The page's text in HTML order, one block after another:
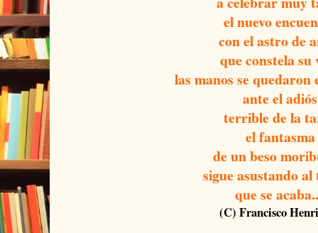
el nuevo
con el astro de
que constela su
las manos se quedaron
ante el adiós
terrible de la
el fantasma
de un beso
sigue asustando
que se
(C) Francisco